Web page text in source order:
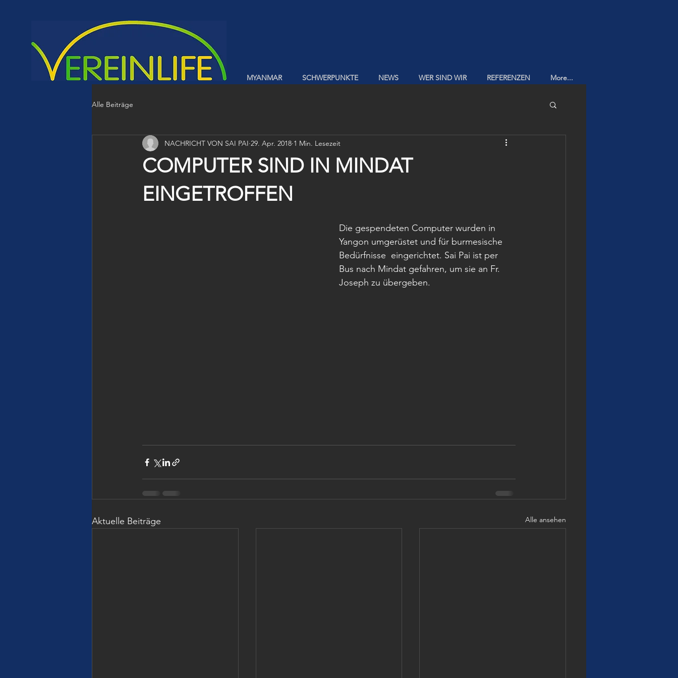
MYANMAR SCHWERPUNKTE NEWS WER SIND WIR REFERENZEN More...
Alle Beiträge
COMPUTER SIND IN MINDAT
EINGETROFFEN
NACHRICHT VON SAI PAI 29. Apr. 2018 1 Min. Lesezeit
Die gespendeten Computer wurden in
Yangon umgerüstet und für burmesische
Bedürfnisse  eingerichtet. Sai Pai ist per
Bus nach Mindat gefahren, um sie an Fr.
Joseph zu übergeben.
Aktuelle Beiträge Alle ansehen